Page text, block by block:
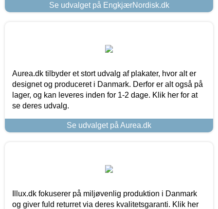
Se udvalget på EngkjærNordisk.dk
Aurea.dk tilbyder et stort udvalg af plakater, hvor alt er
designet og produceret i Danmark. Derfor er alt også på
lager, og kan leveres inden for 1-2 dage. Klik her for at
se deres udvalg.
Se udvalget på Aurea.dk
Illux.dk fokuserer på miljøvenlig produktion i Danmark
og giver fuld returret via deres kvalitetsgaranti. Klik her